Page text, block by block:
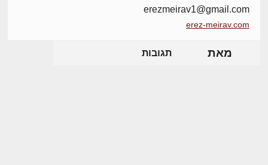
erezmeirav1@gmail.com
erez-meirav.com
מאת תגובות